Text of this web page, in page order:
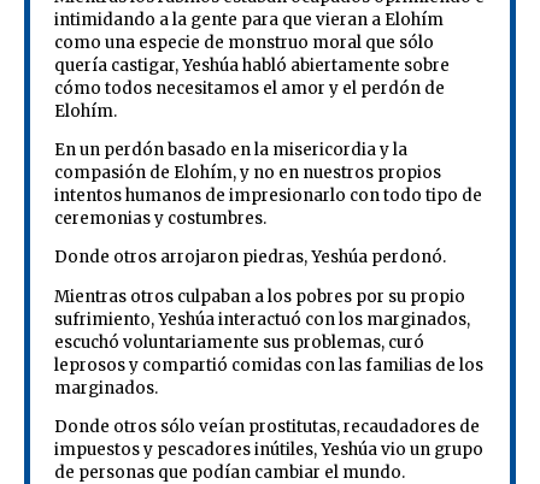
intimidando a la gente para que vieran a Elohím
como una especie de monstruo moral que sólo
quería castigar, Yeshúa habló abiertamente sobre
cómo todos necesitamos el amor y el perdón de
Elohím.
En un perdón basado en la misericordia y la
compasión de Elohím, y no en nuestros propios
intentos humanos de impresionarlo con todo tipo de
ceremonias y costumbres.
Donde otros arrojaron piedras, Yeshúa perdonó.
Mientras otros culpaban a los pobres por su propio
sufrimiento, Yeshúa interactuó con los marginados,
escuchó voluntariamente sus problemas, curó
leprosos y compartió comidas con las familias de los
marginados.
Donde otros sólo veían prostitutas, recaudadores de
impuestos y pescadores inútiles, Yeshúa vio un grupo
de personas que podían cambiar el mundo.